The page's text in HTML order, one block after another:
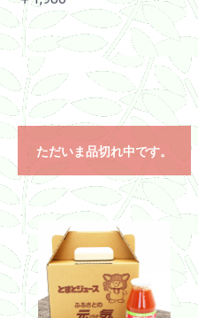
ただいま品切れ中です。